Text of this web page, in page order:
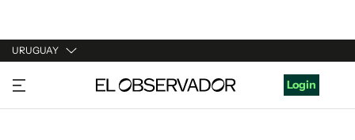
URUGUAY
URUGUAY
ARGENTINA
Login